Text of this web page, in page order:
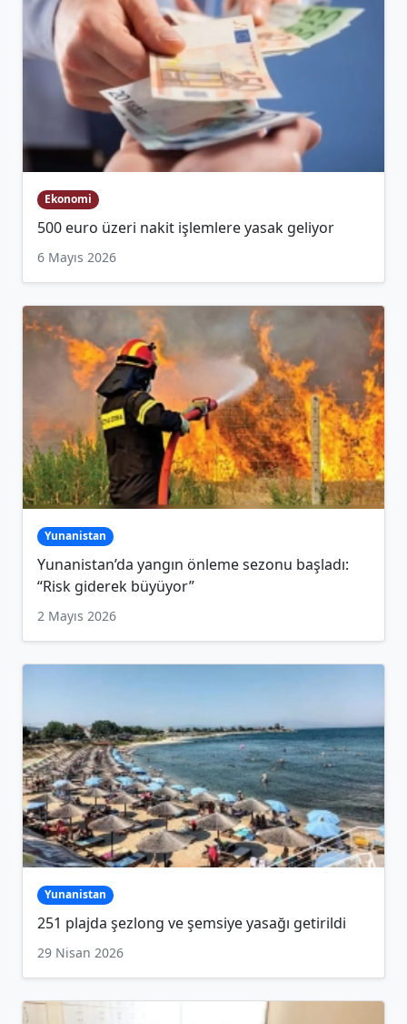
Ekonomi
500 euro üzeri nakit işlemlere yasak geliyor
6 Mayıs 2026
Yunanistan
Yunanistan’da yangın önleme sezonu başladı:
“Risk giderek büyüyor”
2 Mayıs 2026
Yunanistan
251 plajda şezlong ve şemsiye yasağı getirildi
29 Nisan 2026